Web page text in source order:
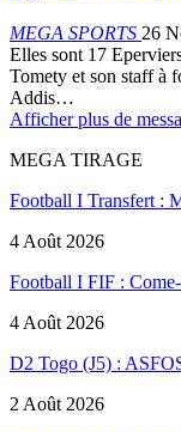
MEGA SPORTS 26
Elles sont 17
Tomety et son staff à
Addis…
Afficher plus de
MEGA TIRAGE
Football I Transfert :
4 Août 2026
Football I FIF :
4 Août 2026
D2 Togo (J5) :
2 Août 2026